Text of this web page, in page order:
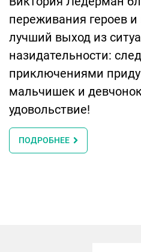
переживания героев
лучший выход из
назидательности:
приключениями
мальчишек и
удовольствие!
ПОДРОБНЕЕ